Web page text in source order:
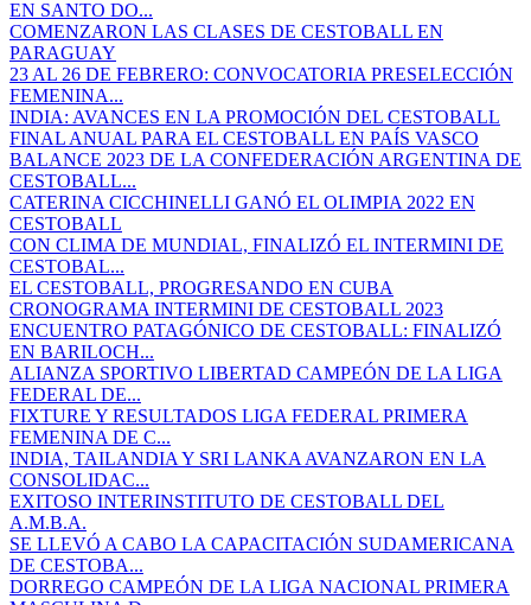
EN SANTO DO...
COMENZARON LAS CLASES DE CESTOBALL EN
PARAGUAY
23 AL 26 DE FEBRERO: CONVOCATORIA PRESELECCIÓN
FEMENINA...
INDIA: AVANCES EN LA PROMOCIÓN DEL CESTOBALL
FINAL ANUAL PARA EL CESTOBALL EN PAÍS VASCO
BALANCE 2023 DE LA CONFEDERACIÓN ARGENTINA DE
CESTOBALL...
CATERINA CICCHINELLI GANÓ EL OLIMPIA 2022 EN
CESTOBALL
CON CLIMA DE MUNDIAL, FINALIZÓ EL INTERMINI DE
CESTOBAL...
EL CESTOBALL, PROGRESANDO EN CUBA
CRONOGRAMA INTERMINI DE CESTOBALL 2023
ENCUENTRO PATAGÓNICO DE CESTOBALL: FINALIZÓ
EN BARILOCH...
ALIANZA SPORTIVO LIBERTAD CAMPEÓN DE LA LIGA
FEDERAL DE...
FIXTURE Y RESULTADOS LIGA FEDERAL PRIMERA
FEMENINA DE C...
INDIA, TAILANDIA Y SRI LANKA AVANZARON EN LA
CONSOLIDAC...
EXITOSO INTERINSTITUTO DE CESTOBALL DEL
A.M.B.A.
SE LLEVÓ A CABO LA CAPACITACIÓN SUDAMERICANA
DE CESTOBA...
DORREGO CAMPEÓN DE LA LIGA NACIONAL PRIMERA